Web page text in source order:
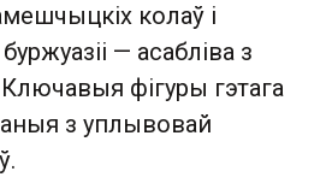
колаў і
— асабліва з
Ключавыя фігуры гэтага
з уплывовай